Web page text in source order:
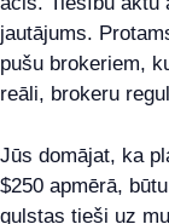
jautājums.
pušu brokeriem,
reāli, brokeru
Jūs domājat, ka
$250 apmērā,
gulstas tieši uz